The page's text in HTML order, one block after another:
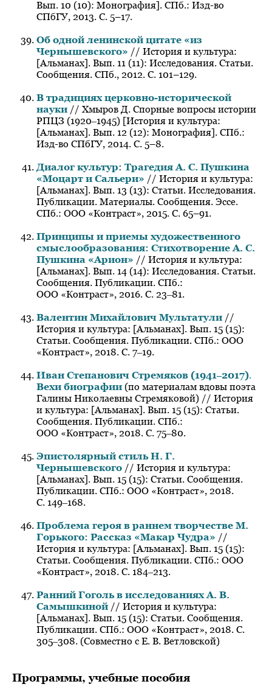
Вып. 10 (10): Монография]. СПб.: Изд-во
СПбГУ, 2013. С. 5–17.
Об одной ленинской цитате «из
Чернышевского» // История и культура:
[Альманах]. Вып. 11 (11): Исследования. Статьи.
Сообщения. СПб., 2012. С. 101–129.
В традициях церковно-исторической
науки // Хмыров Д. Спорные вопросы истории
РПЦЗ (1920‒1945) [История и культура:
[Альманах]. Вып. 12 (12): Монография]. СПб.:
Изд-во СПбГУ, 2014. С. 5–8.
Диалог культур: Трагедия А. С. Пушкина
«Моцарт и Сальери» // История и культура:
[Альманах]. Вып. 13 (13): Статьи. Исследования.
Публикации. Материалы. Сообщения. Эссе.
СПб.: ООО «Контраст», 2015. С. 65–91.
Принципы и приемы художественного
смыслообразования: Стихотворение А. С.
Пушкина «Арион» // История и культура:
[Альманах]. Вып. 14 (14): Исследования. Статьи.
Сообщения. Публикации. СПб.:
ООО «Контраст», 2016. С. 23‒81.
Валентин Михайлович Мультатули //
История и культура: [Альманах]. Вып. 15 (15):
Статьи. Сообщения. Публикации. СПб.: ООО
«Контраст», 2018. С. 7‒19.
Иван Степанович Стремяков (1941‒2017).
Вехи биографии (по материалам вдовы поэта
Галины Николаевны Стремяковой) // История
и культура: [Альманах]. Вып. 15 (15): Статьи.
Сообщения. Публикации. СПб.:
ООО «Контраст», 2018. С. 75‒80.
Эпистолярный стиль Н. Г.
Чернышевского // История и культура:
[Альманах]. Вып. 15 (15): Статьи. Сообщения.
Публикации. СПб.: ООО «Контраст», 2018.
С. 149‒168.
Проблема героя в раннем творчестве М.
Горького: Рассказ «Макар Чудра» //
История и культура: [Альманах]. Вып. 15 (15):
Статьи. Сообщения. Публикации. СПб.: ООО
«Контраст», 2018. С. 184‒213.
Ранний Гоголь в исследованиях А. В.
Самышкиной // История и культура:
[Альманах]. Вып. 15 (15): Статьи. Сообщения.
Публикации. СПб.: ООО «Контраст», 2018. С.
305‒308. (Совместно с Е. В. Ветловской)
Программы, учебные пособия